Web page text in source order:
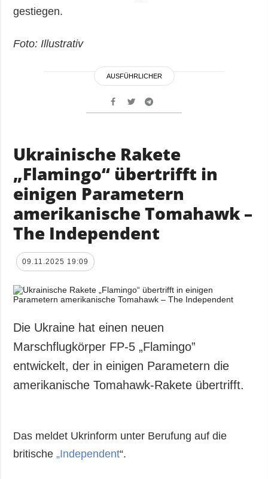
gestiegen.
Foto: Illustrativ
AUSFÜHRLICHER
Ukrainische Rakete
„Flamingo“ übertrifft in
einigen Parametern
amerikanische Tomahawk –
The Independent
09.11.2025 19:09
Die Ukraine hat einen neuen
Marschflugkörper FP-5 „Flamingo”
entwickelt, der in einigen Parametern die
amerikanische Tomahawk-Rakete übertrifft.
Das meldet Ukrinform unter Berufung auf die
britische„Independent“.